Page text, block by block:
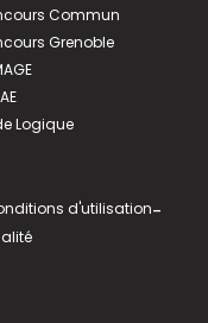
Commun
Grenoble
Logique
d'utilisation-